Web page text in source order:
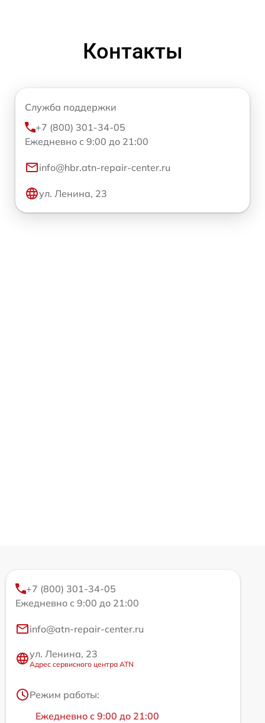
Контакты
Служба поддержки
+7 (800) 301-34-05
Ежедневно с 9:00 до 21:00
info@hbr.atn-repair-center.ru
ул. Ленина, 23
+7 (800) 301-34-05
Ежедневно с 9:00 до 21:00
info@atn-repair-center.ru
ул. Ленина, 23
Адрес сервисного центра ATN
Режим работы:
Ежедневно с 9:00 до 21:00